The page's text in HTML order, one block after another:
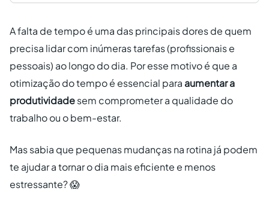
A falta de tempo é uma das principais dores de quem
precisa lidar com inúmeras tarefas (profissionais e
pessoais) ao longo do dia. Por esse motivo é que a
otimização do tempo é essencial para aumentar a
produtividadesem comprometer a qualidade do
trabalho ou o bem-estar.
Mas sabia que pequenas mudanças na rotina já podem
te ajudar a tornar o dia mais eficiente e menos
estressante? 😱